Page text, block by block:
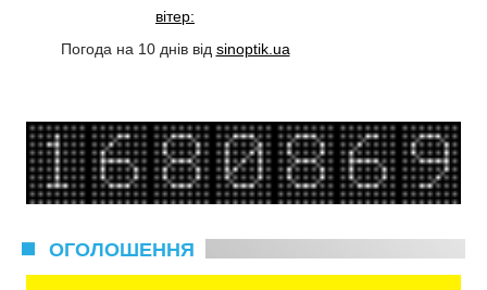
вітер:
Погода на 10 днів від sinoptik.ua
ОГОЛОШЕННЯ